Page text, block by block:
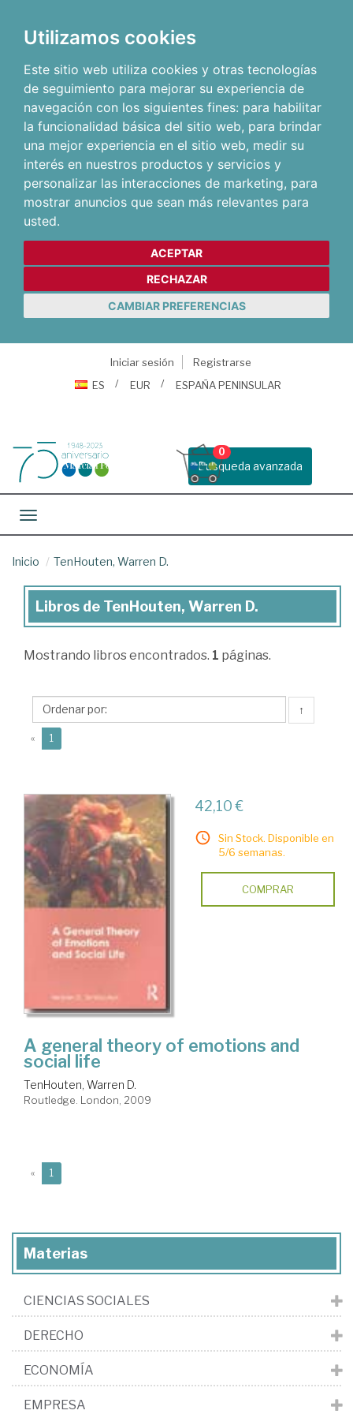
Utilizamos cookies
Este sitio web utiliza cookies y otras tecnologías
de seguimiento para mejorar su experiencia de
navegación con los siguientes fines: para habilitar
la funcionalidad básica del sitio web, para brindar
una mejor experiencia en el sitio web, medir su
interés en nuestros productos y servicios y
personalizar las interacciones de marketing, para
mostrar anuncios que sean más relevantes para
usted.
ACEPTAR
RECHAZAR
CAMBIAR PREFERENCIAS
Iniciar sesión
Registrarse
ES
EUR ESPAÑA PENINSULAR
Busqueda avanzada
0
Toggle navigation
Inicio TenHouten, Warren D.
Libros
TenHouten,
Libros de TenHouten, Warren D.
Mostrando libros encontrados. 1 páginas.
↑
« 1
42,10 €
Sin Stock. Disponible en
5/6 semanas.
COMPRAR
A general theory of emotions and
social life
TenHouten, Warren D.
Routledge. London, 2009
« 1
Materias
CIENCIAS SOCIALES
DERECHO
ECONOMÍA
EMPRESA